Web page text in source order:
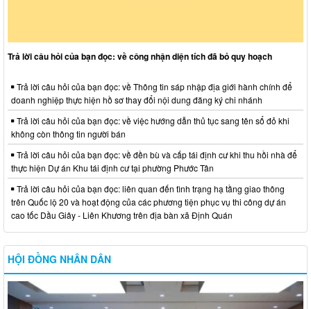
Trả lời câu hỏi của bạn đọc: về công nhận diện tích đã bỏ quy hoạch
Trả lời câu hỏi của bạn đọc: về Thông tin sáp nhập địa giới hành chính để
doanh nghiệp thực hiện hồ sơ thay đổi nội dung đăng ký chi nhánh
Trả lời câu hỏi của bạn đọc: về việc hướng dẫn thủ tục sang tên sổ đỏ khi
không còn thông tin người bán
Trả lời câu hỏi của bạn đọc: về đền bù và cấp tái định cư khi thu hồi nhà để
thực hiện Dự án Khu tái định cư tại phường Phước Tân
Trả lời câu hỏi của bạn đọc: liên quan đến tình trạng hạ tầng giao thông
trên Quốc lộ 20 và hoạt động của các phương tiện phục vụ thi công dự án
cao tốc Dầu Giây - Liên Khương trên địa bàn xã Định Quán
HỘI ĐỒNG NHÂN DÂN